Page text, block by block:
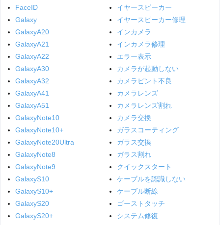
FaceID
Galaxy
GalaxyA20
GalaxyA21
GalaxyA22
GalaxyA30
GalaxyA32
GalaxyA41
GalaxyA51
GalaxyNote10
GalaxyNote10+
GalaxyNote20Ultra
GalaxyNote8
GalaxyNote9
GalaxyS10
GalaxyS10+
GalaxyS20
GalaxyS20+
イヤースピーカー
イヤースピーカー修理
インカメラ
インカメラ修理
エラー表示
カメラが起動しない
カメラピント不良
カメラレンズ
カメラレンズ割れ
カメラ交換
ガラスコーティング
ガラス交換
ガラス割れ
クイックスタート
ケーブルを認識しない
ケーブル断線
ゴーストタッチ
システム修復